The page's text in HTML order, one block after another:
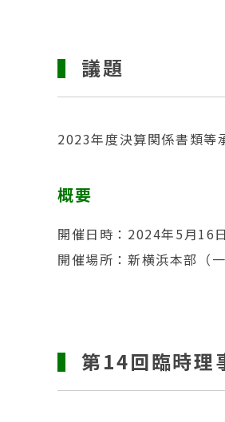
議題
2023年度決算関係書類等
概要
開催日時：2024年5月16
開催場所：新横浜本部（
第14回臨時理